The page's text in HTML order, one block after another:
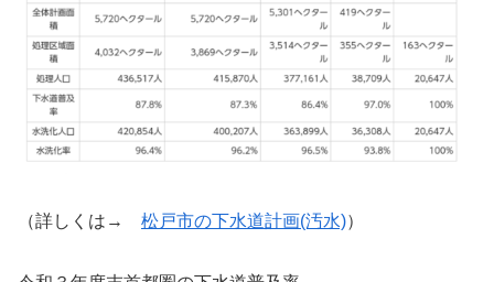
（詳しくは→ 松戸市の下水道計画(汚水)）